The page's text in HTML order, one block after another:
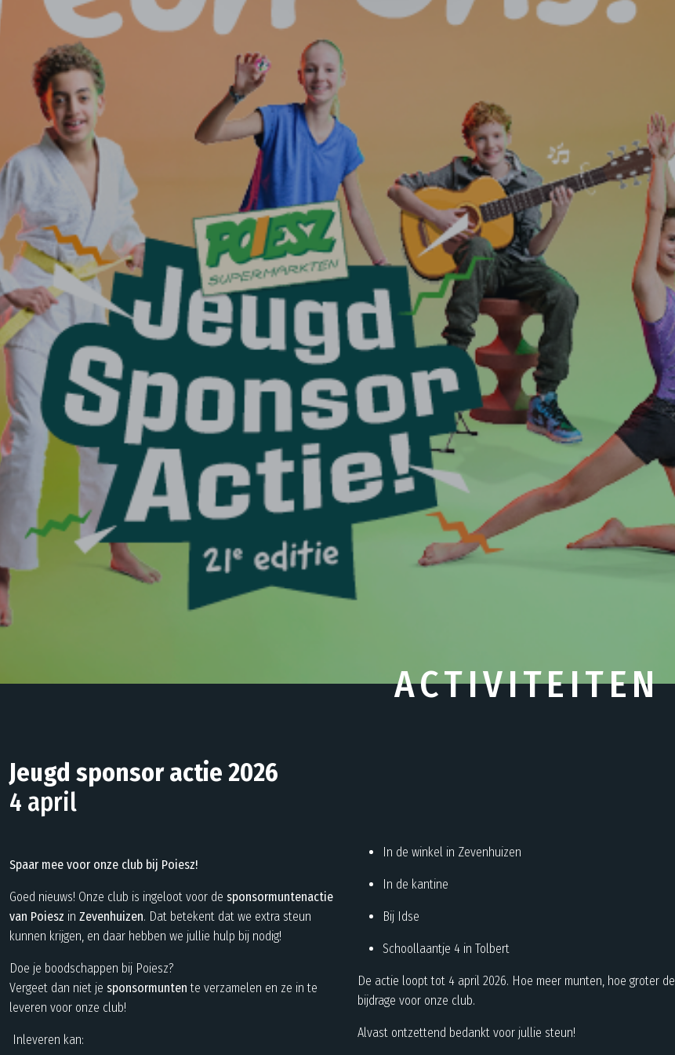
ACTIVITEITEN
Jeugd sponsor actie 2026
4 april
Spaar mee voor onze club bij Poiesz!
Goed nieuws! Onze club is ingeloot voor de sponsormuntenactie
van Poiesz in Zevenhuizen. Dat betekent dat we extra steun
kunnen krijgen, en daar hebben we jullie hulp bij nodig!
Doe je boodschappen bij Poiesz?
Vergeet dan niet je sponsormunten te verzamelen en ze in te
leveren voor onze club!
Inleveren kan:
In de winkel in Zevenhuizen
In de kantine
Bij Idse
Schoollaantje 4 in Tolbert
De actie loopt tot 4 april 2026. Hoe meer munten, hoe groter de
bijdrage voor onze club.
Alvast ontzettend bedankt voor jullie steun!